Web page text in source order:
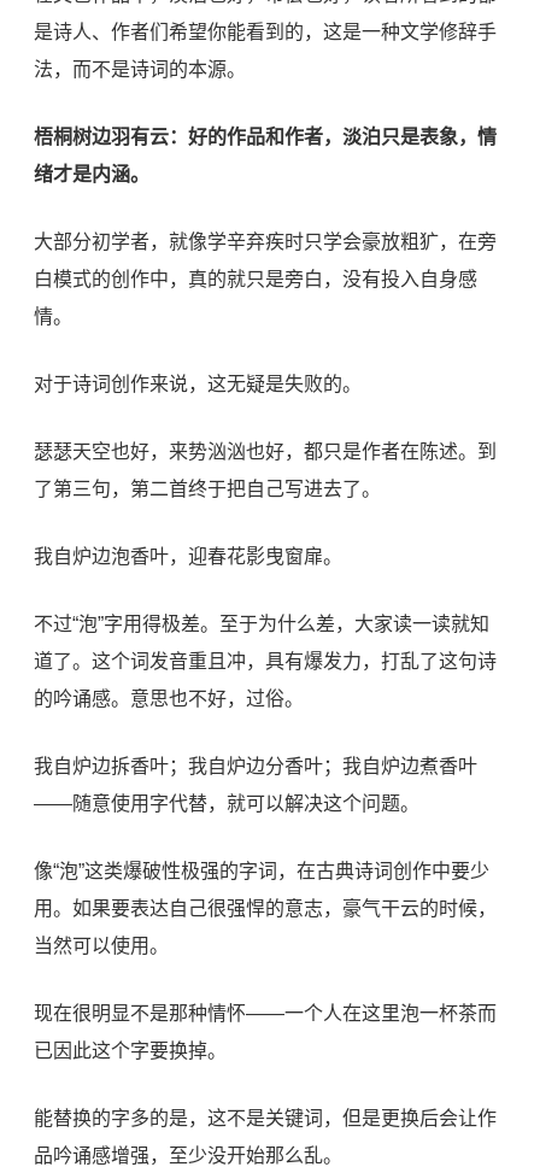
是诗人、作者们希望你能看到的，这是一种文学修辞手
法，而不是诗词的本源。
梧桐树边羽有云：好的作品和作者，淡泊只是表象，情
绪才是内涵。
大部分初学者，就像学辛弃疾时只学会豪放粗犷，在旁
白模式的创作中，真的就只是旁白，没有投入自身感
情。
对于诗词创作来说，这无疑是失败的。
瑟瑟天空也好，来势汹汹也好，都只是作者在陈述。到
了第三句，第二首终于把自己写进去了。
我自炉边泡香叶，迎春花影曳窗扉。
不过“泡”字用得极差。至于为什么差，大家读一读就知
道了。这个词发音重且冲，具有爆发力，打乱了这句诗
的吟诵感。意思也不好，过俗。
我自炉边拆香叶；我自炉边分香叶；我自炉边煮香叶
——随意使用字代替，就可以解决这个问题。
像“泡”这类爆破性极强的字词，在古典诗词创作中要少
用。如果要表达自己很强悍的意志，豪气干云的时候，
当然可以使用。
现在很明显不是那种情怀——一个人在这里泡一杯茶而
已因此这个字要换掉。
能替换的字多的是，这不是关键词，但是更换后会让作
品吟诵感增强，至少没开始那么乱。